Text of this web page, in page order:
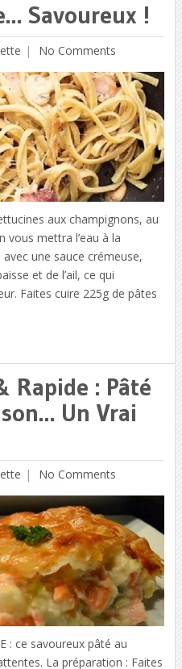
Savoureux !
No Comments
aux champignons, au
vous mettra l’eau à la
une sauce crémeuse,
et de l’ail, ce qui
Faites cuire 225g de pâtes
Rapide : Pâté
Un Vrai
No Comments
: ce savoureux pâté au
La préparation : Faites